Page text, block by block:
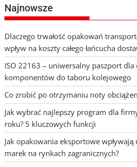
Najnowsze
Dlaczego trwałość opakowań
wpływ na koszty całego łańcucha
ISO 22163 – uniwersalny paszport
komponentów do taboru kolejowego
Co zrobić po otrzymaniu noty
Jak wybrać najlepszy program dla
roku? 5 kluczowych funkcji
Jak opakowania eksportowe
marek na rynkach zagranicznych?